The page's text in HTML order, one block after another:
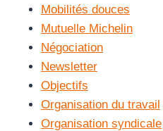
Mobilités douces
Mutuelle Michelin
Négociation
Newsletter
Objectifs
Organisation du travail
Organisation syndicale